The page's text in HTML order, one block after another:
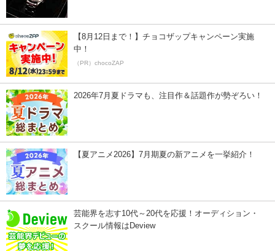
【8月12日まで！】チョコザップキャンペーン実施
中！
（PR）chocoZAP
2026年7月夏ドラマも、注目作＆話題作が勢ぞろい！
【夏アニメ2026】7月期夏の新アニメを一挙紹介！
芸能界を志す10代～20代を応援！オーディション・
スクール情報はDeview